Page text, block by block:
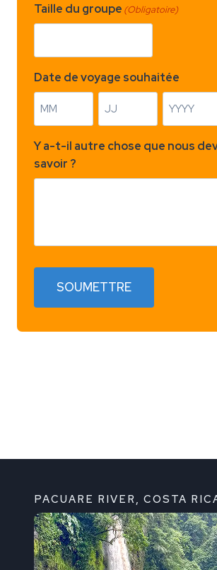
Taille du groupe (Obligatoire)
Date de voyage souhaitée
s
u
n
Y a-t-il autre chose que nous
savoir ?
SOUMETTRE
PACUARE RIVER, COSTA